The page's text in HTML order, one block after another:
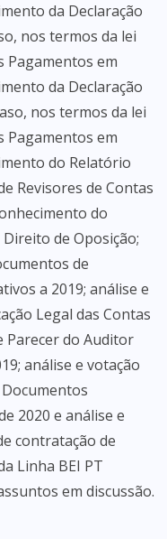
da Declaração
nos termos da lei
Pagamentos em
da Declaração
nos termos da lei
Pagamentos em
do Relatório
Revisores de Contas
do
de Oposição;
de
a 2019; análise e
Legal das Contas
Parecer do Auditor
análise e votação
2020 e análise e
contratação de
Linha BEI PT
em discussão.